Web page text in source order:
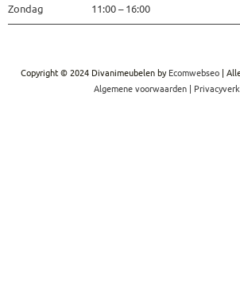
Zondag 11:00 – 16:00
Copyright © 2024 Divanimeubelen byEcomwebseo|
Algemene voorwaarden |